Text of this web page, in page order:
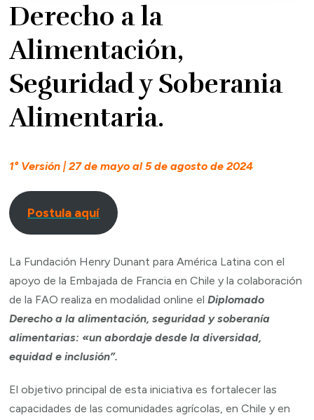
Derecho a la
Alimentación,
Seguridad y Soberania
Alimentaria.
1° Versión | 27 de mayo al 5 de agosto de 2024
Postula aquí
La Fundación Henry Dunant para América Latina con el
apoyo de la Embajada de Francia en Chile y la colaboración
de la FAO realiza en modalidad online elDiplomado
Derecho a la alimentación, seguridad y soberanía
alimentarias: «un abordaje desde la diversidad,
equidad e inclusión”.
El objetivo principal de esta iniciativa es fortalecer las
capacidades de las comunidades agrícolas, en Chile y en